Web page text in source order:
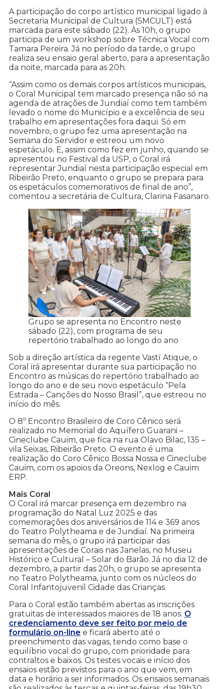
A participação do corpo artístico municipal ligado à
Secretaria Municipal de Cultura (SMCULT) está
marcada para este sábado (22). Às 10h, o grupo
participa de um workshop sobre Técnica Vocal com
Tamara Pereira. Já no período da tarde, o grupo
realiza seu ensaio geral aberto, para a apresentação
da noite, marcada para as 20h.
“Assim como os demais corpos artísticos municipais,
o Coral Municipal tem marcado presença não só na
agenda de atrações de Jundiaí como tem também
levado o nome do Município e a excelência de seu
trabalho em apresentações fora daqui. Só em
novembro, o grupo fez uma apresentação na
Semana do Servidor e estreou um novo
espetáculo. E, assim como fez em junho, quando se
apresentou no Festival da USP, o Coral irá
representar Jundiaí nesta participação especial em
Ribeirão Preto, enquanto o grupo se prepara para
os espetáculos comemorativos de final de ano”,
comentou a secretária de Cultura, Clarina Fasanaro.
Grupo se apresenta no Encontro neste
sábado (22), com programa de seu
repertório trabalhado ao longo do ano
Sob a direção artística da regente Vastí Atique, o
Coral irá apresentar durante sua participação no
Encontro as músicas do repertório trabalhado ao
longo do ano e de seu novo espetáculo “Pela
Estrada – Canções do Nosso Brasil”, que estreou no
início do mês.
O 8º Encontro Brasileiro de Coro Cênico será
realizado no Memorial do Aquífero Guarani –
Cineclube Cauim, que fica na rua Olavo Bilac, 135 –
vila Seixas, Ribeirão Preto. O evento é uma
realização do Coro Cênico Bossa Nossa e Cineclube
Cauim, com os apoios da Oreons, Nexlog e Cauim
ERP.
Mais Coral
O Coral irá marcar presença em dezembro na
programação do Natal Luz 2025 e das
comemorações dos aniversários de 114 e 369 anos
do Teatro Polytheama e de Jundiaí. Na primeira
semana do mês, o grupo irá participar das
apresentações de Corais nas Janelas, no Museu
Histórico e Cultural – Solar do Barão. Já no dia 12 de
dezembro, a partir das 20h, o grupo se apresenta
no Teatro Polytheama, junto com os núcleos do
Coral Infantojuvenil Cidade das Crianças.
Para o Coral estão também abertas as inscrições
gratuitas de interessados maiores de 18 anos. O
credenciamento deve ser feito por meio de
formulário on-line e ficará aberto até o
preenchimento das vagas, tendo como base o
equilíbrio vocal do grupo, com prioridade para
contraltos e baixos. Os testes vocais e início dos
ensaios estão previstos para o ano que vem, em
data e horário a ser informados. Os ensaios semanais